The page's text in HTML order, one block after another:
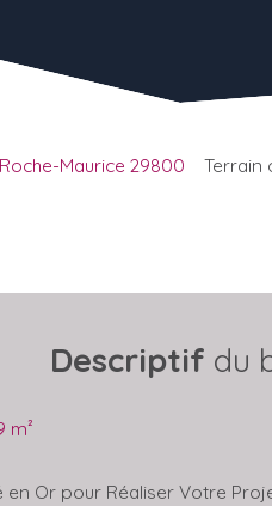
Maurice 29800 Terrain
Descriptif du
m²
Or pour Réaliser Votre